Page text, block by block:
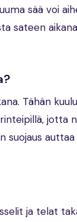
sää voi
sateen
Tähän
jotta
suojaus
ja telat